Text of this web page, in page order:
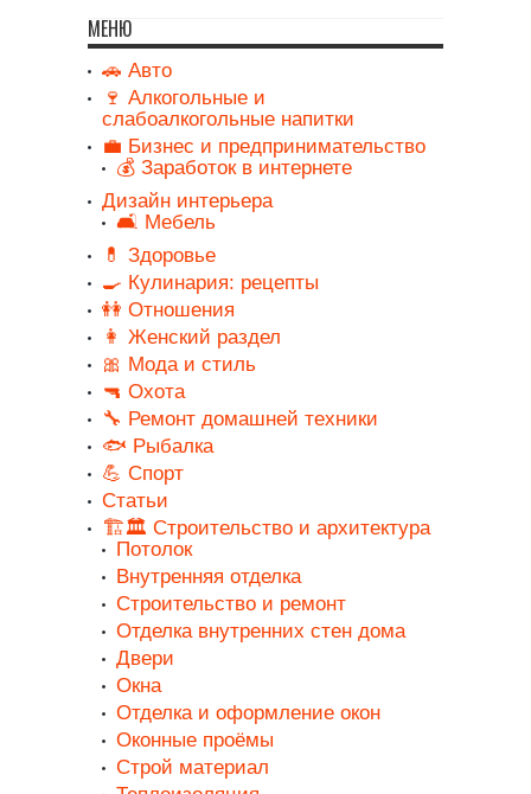
МЕНЮ
🚗 Авто
🍷 Алкогольные и
слабоалкогольные напитки
💼 Бизнес и предпринимательство
💰 Заработок в интернете
Дизайн интерьера
🛋️ Мебель
💊 Здоровье
🍳 Кулинария: рецепты
👭 Отношения
👩 Женский раздел
🎀 Мода и стиль
🔫 Охота
🔧 Ремонт домашней техники
🐟 Рыбалка
💪 Спорт
Статьи
🏗️🏛️ Строительство и архитектура
Потолок
Внутренняя отделка
Строительство и ремонт
Отделка внутренних стен дома
Двери
Окна
Отделка и оформление окон
Оконные проёмы
Строй материал